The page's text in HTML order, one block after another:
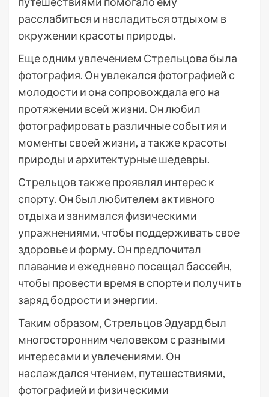
расслабиться и насладиться отдыхом в
окружении красоты природы.
Еще одним увлечением Стрельцова была
фотография. Он увлекался фотографией с
молодости и она сопровождала его на
протяжении всей жизни. Он любил
фотографировать различные события и
моменты своей жизни, а также красоты
природы и архитектурные шедевры.
Стрельцов также проявлял интерес к
спорту. Он был любителем активного
отдыха и занимался физическими
упражнениями, чтобы поддерживать свое
здоровье и форму. Он предпочитал
плавание и ежедневно посещал бассейн,
чтобы провести время в спорте и получить
заряд бодрости и энергии.
Таким образом, Стрельцов Эдуард был
многосторонним человеком с разными
интересами и увлечениями. Он
наслаждался чтением, путешествиями,
фотографией и физическими